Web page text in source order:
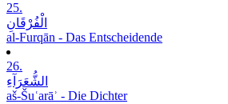
25.
الْفُرْقَانِ
al-Furqān - Das Entscheidende
26.
الشُّعَرَآءِ
aš-Šuʿarāʾ - Die Dichter